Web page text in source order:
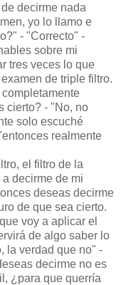
decirme nada
yo lo llamo e
- "Correcto" -
sobre mi
tres veces lo que
de triple filtro.
cierto? - "No, no
solo escuché
realmente
el filtro de la
decirme de mi
deseas decirme
de que sea cierto.
voy a aplicar el
de algo saber lo
la verdad que no" -
decirme no es
¿para que querría